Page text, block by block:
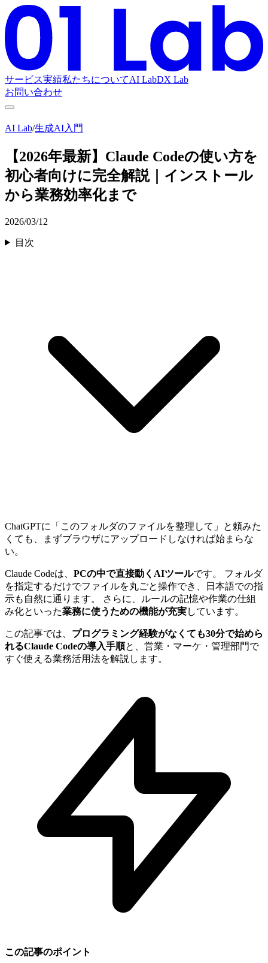
サービス実績私たちについてAI LabDX Lab
お問い合わせ
AI Lab/生成AI入門
【2026年最新】Claude Codeの使い方を
初心者向けに完全解説｜インストール
から業務効率化まで
2026/03/12
目次
ChatGPTに「このフォルダのファイルを整理して」と頼みた
くても、まずブラウザにアップロードしなければ始まらな
い。
Claude Codeは、 PCの中で直接動くAIツールです。 フォルダ
を指定するだけでファイルを丸ごと操作でき、日本語での指
示も自然に通ります。 さらに、ルールの記憶や作業の仕組
み化といった業務に使うための機能が充実しています。
この記事では、 プログラミング経験がなくても30分で始めら
れるClaude Codeの導入手順と、営業・マーケ・管理部門で
すぐ使える業務活用法を解説します。
この記事のポイント